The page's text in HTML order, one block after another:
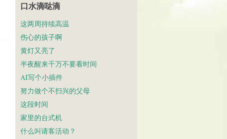
口水滴哒滴
这两周持续高温
伤心的孩子啊
黄灯又亮了
半夜醒来千万不要看时间
AI写个小插件
努力做个不扫兴的父母
这段时间
家里的台式机
什么叫请客活动？